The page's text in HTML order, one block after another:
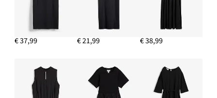
€ 37,99 € 21,99 € 38,99